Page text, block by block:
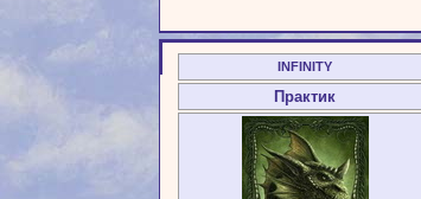
INFINITY
Практик